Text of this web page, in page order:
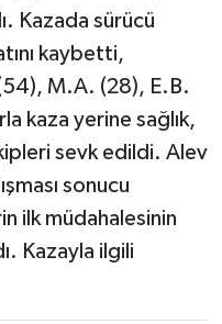
Kazada sürücü
kaybetti,
M.A. (28), E.B.
kaza yerine sağlık,
sevk edildi. Alev
sonucu
ilk müdahalesinin
Kazayla ilgili